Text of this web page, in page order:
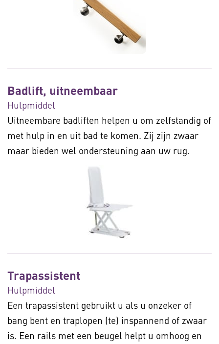
Badlift, uitneembaar
Hulpmiddel
Uitneembare badliften helpen u om zelfstandig of
met hulp in en uit bad te komen. Zij zijn zwaar
maar bieden wel ondersteuning aan uw rug.
Trapassistent
Hulpmiddel
Een trapassistent gebruikt u als u onzeker of
bang bent en traplopen (te) inspannend of zwaar
is. Een rails met een beugel helpt u omhoog en